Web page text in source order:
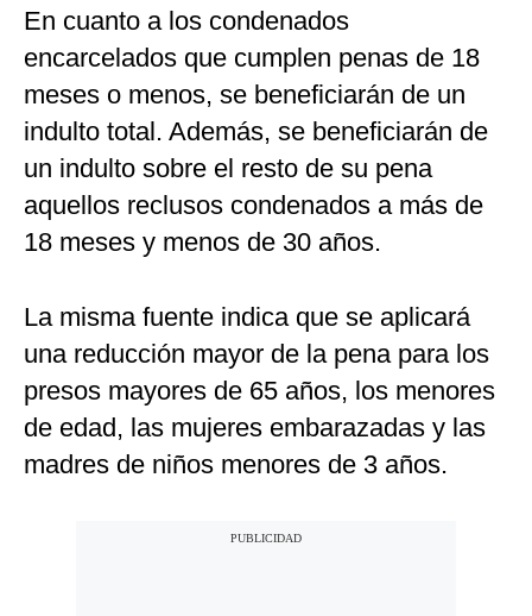
En cuanto a los condenados
encarcelados que cumplen penas de 18
meses o menos, se beneficiarán de un
indulto total. Además, se beneficiarán de
un indulto sobre el resto de su pena
aquellos reclusos condenados a más de
18 meses y menos de 30 años.
La misma fuente indica que se aplicará
una reducción mayor de la pena para los
presos mayores de 65 años, los menores
de edad, las mujeres embarazadas y las
madres de niños menores de 3 años.